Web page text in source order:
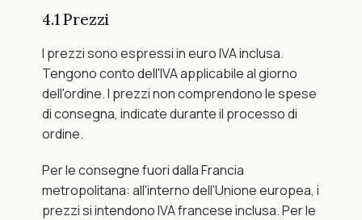
4.1 Prezzi
I prezzi sono espressi in euro IVA inclusa.
Tengono conto dell'IVA applicabile al giorno
dell'ordine. I prezzi non comprendono le spese
di consegna, indicate durante il processo di
ordine.
Per le consegne fuori dalla Francia
metropolitana: all'interno dell'Unione europea, i
prezzi si intendono IVA francese inclusa. Per le